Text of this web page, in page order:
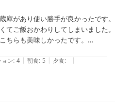
庫があり使い勝手が良かったです。
てご飯おかわりしてしまいました。
ちらも美味しかったです。
いただきます(^^)
ョン: 4 | 朝食: 5 | 夕食: - |